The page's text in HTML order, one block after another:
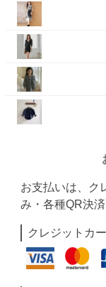
お支払いは、ク
み・各種QR決
クレジットカ